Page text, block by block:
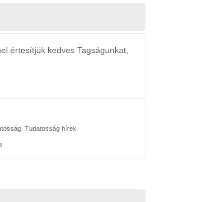
értesítjük kedves Tagságunkat,
, Tudatosság hírek